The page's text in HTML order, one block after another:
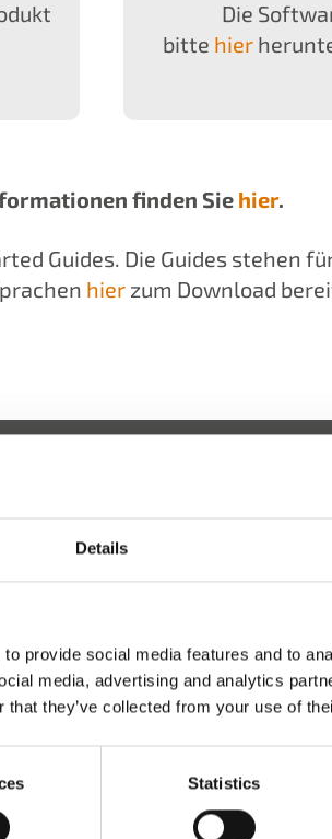
Details
provide social media features and to
media, advertising and analytics
they’ve collected from your use of
Statistics
Die
bitte hier
finden Sie hier.
Guides. Die Guides stehen
hierzum Download